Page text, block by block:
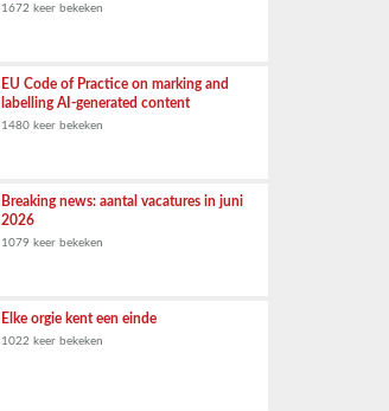
1672 keer bekeken
EU Code of Practice on marking and
labelling AI-generated content
1480 keer bekeken
Breaking news: aantal vacatures in juni
2026
1079 keer bekeken
Elke orgie kent een einde
1022 keer bekeken